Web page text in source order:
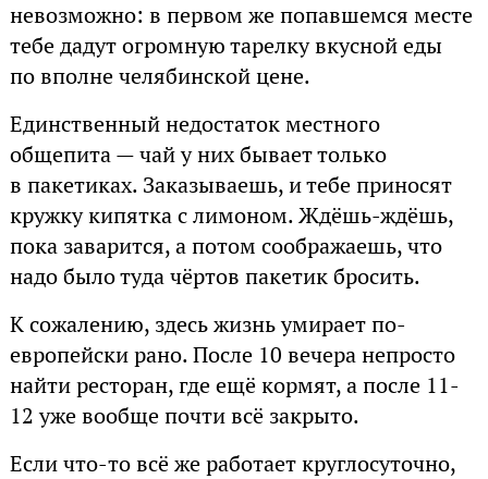
невозможно: в первом же попавшемся месте
тебе дадут огромную тарелку вкусной еды
по вполне челябинской цене.
Единственный недостаток местного
общепита — чай у них бывает только
в пакетиках. Заказываешь, и тебе приносят
кружку кипятка с лимоном. Ждёшь-ждёшь,
пока заварится, а потом соображаешь, что
надо было туда чёртов пакетик бросить.
К сожалению, здесь жизнь умирает по-
европейски рано. После 10 вечера непросто
найти ресторан, где ещё кормят, а после 11-
12 уже вообще почти всё закрыто.
Если что-то всё же работает круглосуточно,